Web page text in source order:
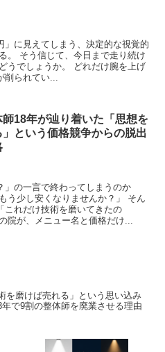
」に見えてしまう、決定的な視覚的
。 そう信じて、今日まで走り続け
うでしょうか。 どれだけ腕を上げ
られてい...
師18年が辿り着いた「思想を
」という価格競争からの脱出
」の一言で終わってしまうのか
う少し安くなりませんか？」 そん
これだけ技術を磨いてきたの
が、メニュー名と価格だけ...
を磨けば売れる」という思い込み
年で9割の整体師を廃業させる理由